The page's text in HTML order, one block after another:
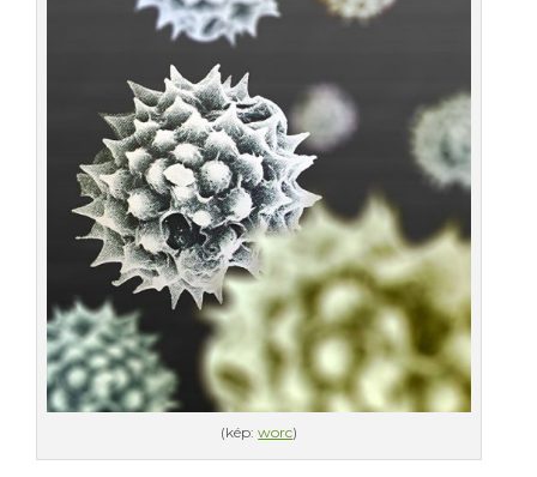
(kép:worc)